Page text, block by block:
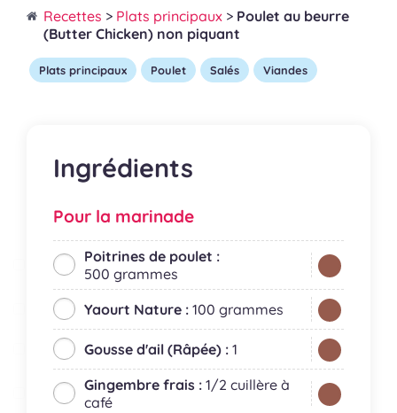
Recettes > Plats principaux> Poulet au beurre
(Butter Chicken) non piquant
Plats principaux Poulet Salés Viandes
Ingrédients
Pour la marinade
Poitrines de poulet :
500 grammes
Yaourt Nature : 100 grammes
Gousse d'ail (Râpée) : 1
Gingembre frais : 1/2 cuillère à
café